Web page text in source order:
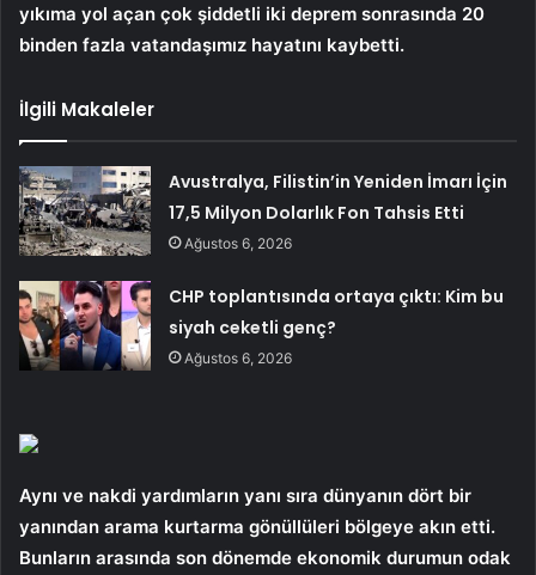
yıkıma yol açan çok şiddetli iki deprem sonrasında 20
binden fazla vatandaşımız hayatını kaybetti.
İlgili Makaleler
Avustralya, Filistin’in Yeniden İmarı İçin
17,5 Milyon Dolarlık Fon Tahsis Etti
Ağustos 6, 2026
CHP toplantısında ortaya çıktı: Kim bu
siyah ceketli genç?
Ağustos 6, 2026
Aynı ve nakdi yardımların yanı sıra dünyanın dört bir
yanından arama kurtarma gönüllüleri bölgeye akın etti.
Bunların arasında son dönemde ekonomik durumun odak